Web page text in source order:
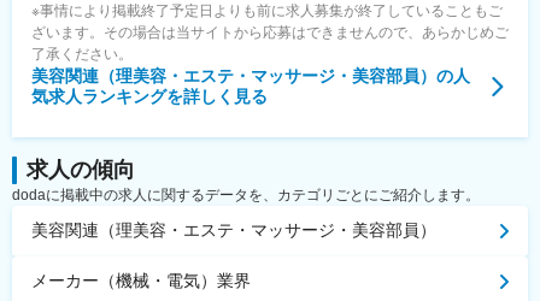
※事情により掲載終了予定日よりも前に求人募集が終了していることもご
ざいます。その場合は当サイトから応募はできませんので、あらかじめご
了承ください。
美容関連（理美容・エステ・マッサージ・美容部員） の人
気求人ランキングを詳しく見る
求人の傾向
dodaに掲載中の求人に関するデータを、カテゴリごとにご紹介します。
美容関連（理美容・エステ・マッサージ・美容部員）
メーカー（機械・電気）業界